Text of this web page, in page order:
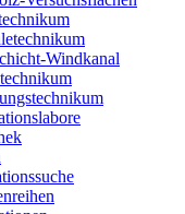
Windkanal